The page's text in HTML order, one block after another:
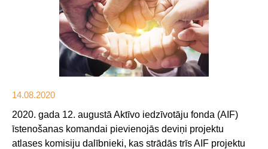
14.08.2020
2020. gada 12. augustā Aktīvo iedzīvotāju fonda (AIF)
īstenošanas komandai pievienojās deviņi projektu
atlases komisiju dalībnieki, kas strādās trīs AIF projektu